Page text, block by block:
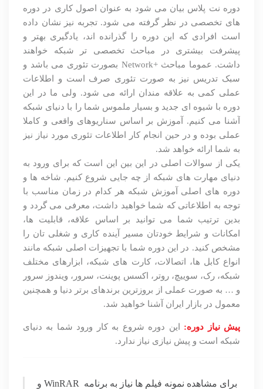
دوره نت پلاس بیان می شود به عنوان اصول کاری در دوره
های تخصصی در نظر گرفته می شود. تجربه نیز نشان داده
است افرادی که این دوره را گذرانده اند، یادگیری بهتر و
پیشرفت بیشتری در مباحث تخصصی تر شبکه خواهند
داشت. عموما مباحث +Network بصورت تئوری می باشد و
سبک تدریس نیز به صورت تئوری صرف است و اطلاعات
عملی کمی به علاقه مندان ارائه می شود. ولی ما در این
دوره با شیوه ای جدید و بسیار ملموس شما را با دنیای شبکه
آشنا می کنیم. آموزش بر اساس سناریوهای واقعی و کاملا
عملی بوده و در حین انجام کار اطلاعات تئوری مورد نیاز نیز
به شما ارائه خواهد شد.
یکی از سوالات اصلی در این بین این است که برای ورود به
دنیای مهارت های شبکه از چه جایی شروع کنیم. شاخه ها و
دوره های اصلی آموزش شبکه هر کدام در زمان مناسب با
توجه به اطلاعاتی که شما خواهید داشت، معرفی می گردد و
بدین ترتیب شما می توانید بر اساس علاقه، قابلیت ها،
امکانات و شرایط خودتان مسیر آینده کاری و شغلی تان را
مشخص کنید. در این دوره شما با تجهیزات اصلی شبکه مانند
انواع کابل ها، اتصالات، کارت های شبکه، ابزارهای مختلف
شبکه، رک، سوییچ، روتر، اکسس پوینت، سرور، ویندوز سرور
و … به صورت عملی از بروزترین برندهای برتر دنیا و همچنین
معمول در بازار ایران آشنا خواهید شد.
پیش نیاز دوره: این دوره شروع به کار ورود شما به دنیای
شبکه است و پیش نیازی نیاز ندارد.
برای مشاهده نمونه فیلم ها نیاز به برنامه WinRAR و